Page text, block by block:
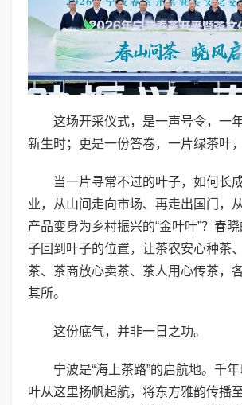
这场开采仪式，是一声号令，一
新生时；更是一份答卷，一片绿茶叶
当一片寻常不过的叶子，如何长
业，从山间走向市场、再走出国门，
产品变身为乡村振兴的“金叶叶”？春
子回到叶子的位置，让茶农安心种茶
茶、茶商放心卖茶、茶人用心传茶，
其所。
这份底气，并非一日之功。
宁波是“海上茶路”的启航地。千
叶从这里扬帆起航，将东方雅韵传播